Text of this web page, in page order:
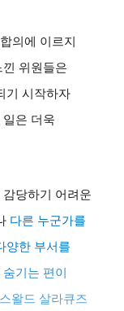
의에 이르지
위원들은
기 시작하자
은 더욱
당하기 어려운
다른 누군가를
양한 부서를
기는 편이
왈드 살라큐즈